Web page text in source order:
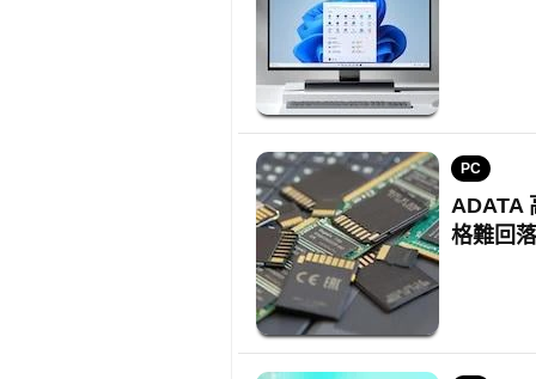
PC
ADATA
格難回落